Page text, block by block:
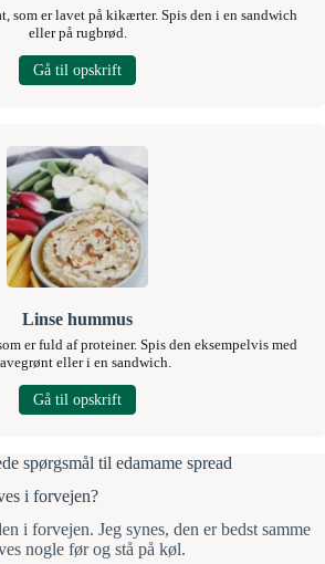
som er lavet på kikærter. Spis den i en sandwich
eller på rugbrød.
Gå til opskrift
Linse hummus
er fuld af proteiner. Spis den eksempelvis med
eller i en sandwich.
Gå til opskrift
spørgsmål til edamame spread
i forvejen?
i forvejen. Jeg synes, den er bedst samme
nogle før og stå på køl.